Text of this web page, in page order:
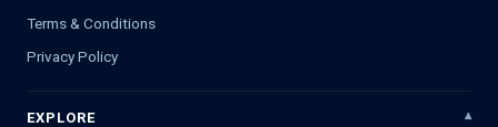
Terms & Conditions
Privacy Policy
EXPLORE